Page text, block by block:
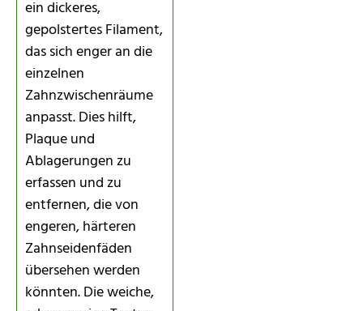
ein dickeres,
gepolstertes Filament,
das sich enger an die
einzelnen
Zahnzwischenräume
anpasst. Dies hilft,
Plaque und
Ablagerungen zu
erfassen und zu
entfernen, die von
engeren, härteren
Zahnseidenfäden
übersehen werden
könnten. Die weiche,